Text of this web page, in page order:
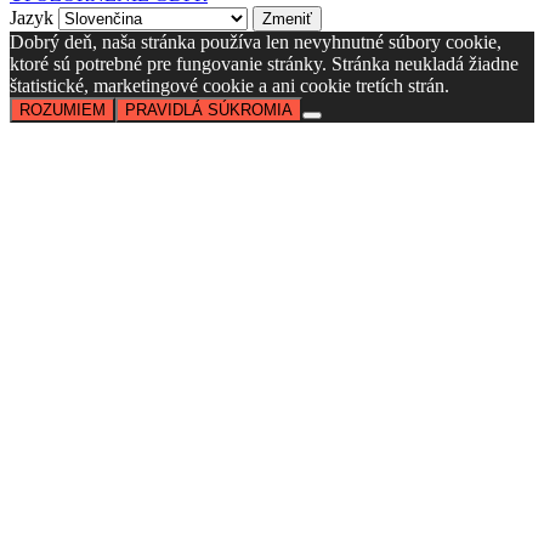
Jazyk
Dobrý deň, naša stránka používa len nevyhnutné súbory cookie,
ktoré sú potrebné pre fungovanie stránky. Stránka neukladá žiadne
štatistické, marketingové cookie a ani cookie tretích strán.
ROZUMIEM PRAVIDLÁ SÚKROMIA